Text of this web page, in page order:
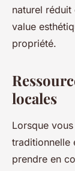
naturel
value
propriété.
locales
Lorsque
traditionnelle
prendre en